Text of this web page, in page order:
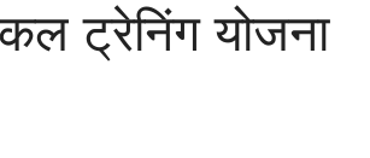
ट्रेनिंग योजना